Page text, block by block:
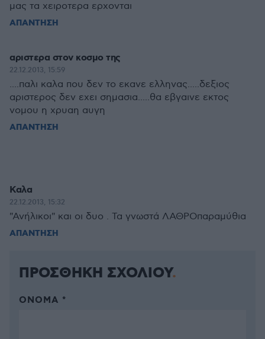
μας τα χειροτερα ερχoνται
ΑΠΑΝΤΗΣΗ
αριστερα στον κοσμο της
22.12.2013, 15:59
....παλι καλα που δεν το εκανε ελληνας.....δεξιος
αριστερος δεν εχει σημασια.....θα εβγαινε εκτος
νομου η χρυαη αυγη
ΑΠΑΝΤΗΣΗ
Καλα
22.12.2013, 15:32
"Ανήλικοι" και οι δυο . Τα γνωστά ΛΑΘΡΟπαραμύθια
ΑΠΑΝΤΗΣΗ
ΠΡΟΣΘΗΚΗ ΣΧΟΛΙΟΥ
ΌΝΟΜΑ *